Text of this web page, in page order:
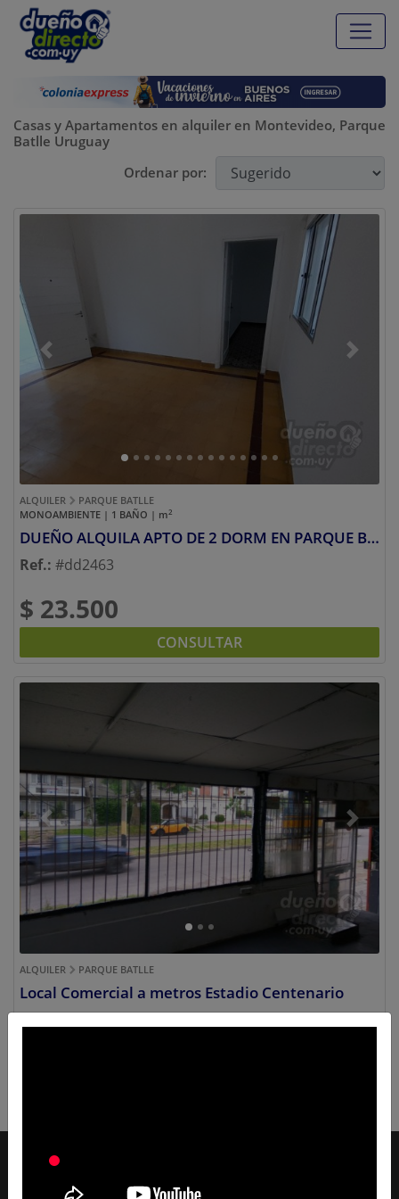
Casas y Apartamentos en alquiler en Montevideo, Parque
Batlle Uruguay
Ordenar por:
Previous Next
ALQUILER
PARQUE BATLLE
MONOAMBIENTE | 1 BAÑO | m2
DUEÑO ALQUILA APTO DE 2 DORM EN PARQUE BATLLE
Ref.: #dd2463
$ 23.500
CONSULTAR
Previous Next
ALQUILER PARQUE BATLLE
Local Comercial a metros Estadio Centenario
Ref.:#dd396578